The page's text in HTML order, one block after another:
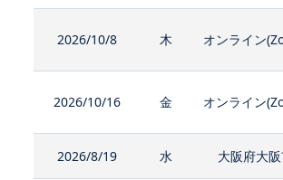
2026/10/8 木 オンライン
2026/10/16 金 オンライン
2026/8/19 水 大阪府大